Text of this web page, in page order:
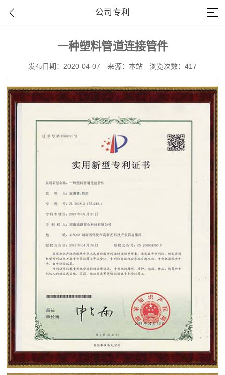
公司专利
一种塑料管道连接管件
发布日期：2020-04-07 来源：本站 浏览次数：417